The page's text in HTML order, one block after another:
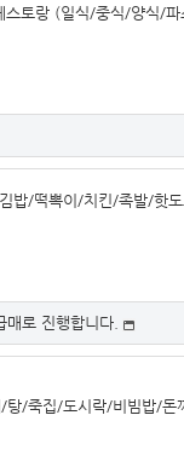
토랑 (일식/중식/양식/
밥/떡뽁이/치킨/족발/핫
로 진행합니다.
/죽집/도시락/비빔밥/